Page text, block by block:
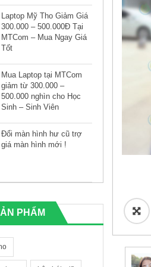
Laptop Mỹ Tho Giảm Giá
300.000 – 500.000Đ Tại
MTCom – Mua Ngay Giá
Tốt
Mua Laptop tại MTCom
giảm từ 300.000 –
500.000 nghìn cho Học
Sinh – Sinh Viên
Đổi màn hình hư cũ trợ
giá màn hình mới !
PHẨM 🔍